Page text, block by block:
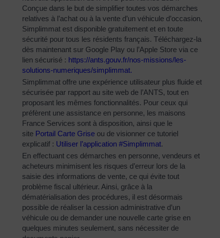
Conçue dans le but de simplifier toutes vos démarches
relatives à l’achat ou à la vente d’un véhicule d’occasion,
Simplimmat est disponible gratuitement et en toute
sécurité pour tous les résidents français. Téléchargez-la
dès maintenant sur Google Play ou l’Apple Store via ce
lien sécurisé : https://ants.gouv.fr/nos-missions/les-
solutions-numeriques/simplimmat.
Simplimmat offre une expérience utilisateur plus fluide et
sécurisée par rapport au site web de l’ANTS, tout en
proposant les mêmes fonctionnalités. Pour ceux qui
préfèrent une assistance en personne, les maisons
France Services sont à disposition, ainsi que le
site Portail Carte Grise ou de visionner ce tutoriel
explicatif : Utiliser l’application #Simplimmat.
En effectuant ces démarches en personne, vendeurs et
acheteurs minimisent les risques d’erreur lors de la
saisie des informations de vente, ce qui évite tout
problème fiscal ultérieur. Ainsi, grâce à la
dématérialisation des procédures, il est désormais
possible de réaliser la cession administrative d’un
véhicule ou de demander une nouvelle carte grise en
quelques minutes seulement, sans nécessiter de